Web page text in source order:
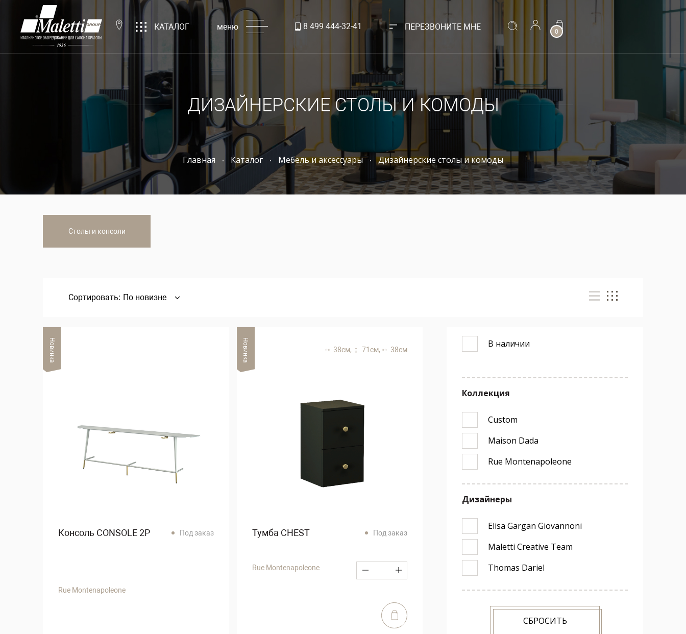
КАТАЛОГ меню 8 499 444-32-41 ПЕРЕЗВОНИТЕ МНЕ 0
ДИЗАЙНЕРСКИЕ СТОЛЫ И КОМОДЫ
Главная Каталог Мебель и аксессуары Дизайнерские столы и комоды
Столы и консоли
Сортировать: По новизне
Новинка
Консоль CONSOLE 2P Под заказ
Rue Montenapoleone
Новинка 38 см, 71 см, 38 см
Тумба CHEST Под заказ
Rue Montenapoleone
В наличии
Коллекция
Custom
Maison Dada
Rue Montenapoleone
Дизайнеры
Elisa Gargan Giovannoni
Maletti Creative Team
Thomas Dariel
СБРОСИТЬ